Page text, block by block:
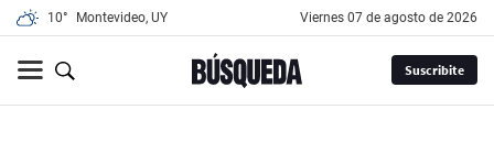
10° Montevideo, UY viernes 07 de agosto de 2026
Suscribite